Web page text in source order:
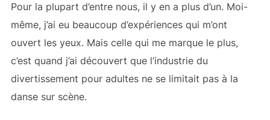
Pour la plupart d’entre nous, il y en a plus d’un. Moi-
même, j’ai eu beaucoup d’expériences qui m’ont
ouvert les yeux. Mais celle qui me marque le plus,
c’est quand j’ai découvert que l’industrie du
divertissement pour adultes ne se limitait pas à la
danse sur scène.